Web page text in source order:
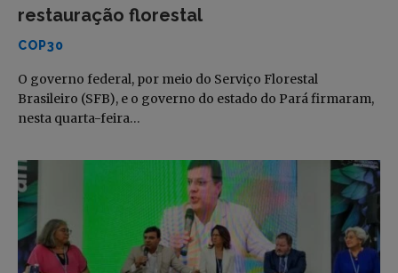
restauração florestal
COP30
O governo federal, por meio do Serviço Florestal
Brasileiro (SFB), e o governo do estado do Pará firmaram,
nesta quarta-feira…